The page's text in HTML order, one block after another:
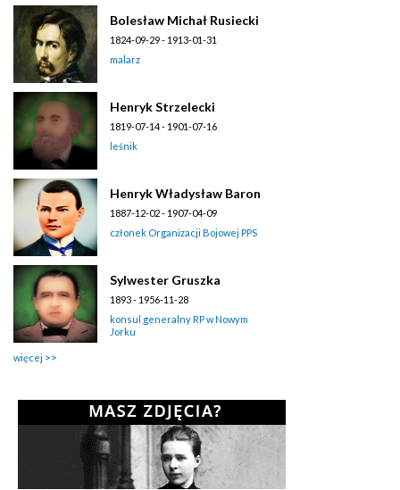
Bolesław Michał Rusiecki
1824-09-29 - 1913-01-31
malarz
Henryk Strzelecki
1819-07-14 - 1901-07-16
leśnik
Henryk Władysław Baron
1887-12-02 - 1907-04-09
członek Organizacji Bojowej PPS
Sylwester Gruszka
1893 - 1956-11-28
konsul generalny RP w Nowym
Jorku
więcej